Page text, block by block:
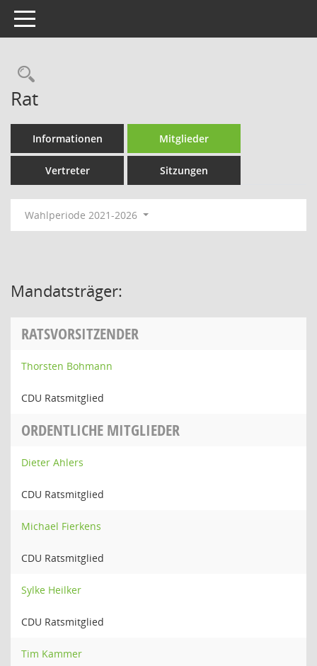
Toggle navigation
Rechercheauswahl
Rat
Informationen Mitglieder
Vertreter Sitzungen
Wahlperiode 2021-2026
Mandatsträger:
RATSVORSITZENDER
Thorsten Bohmann
CDU Ratsmitglied
ORDENTLICHE MITGLIEDER
Dieter Ahlers
CDU Ratsmitglied
Michael Fierkens
CDU Ratsmitglied
Sylke Heilker
CDU Ratsmitglied
Tim Kammer